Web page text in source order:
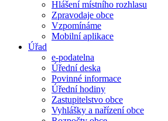
Hlášení místního rozhlasu
Zpravodaje obce
Vzpomínáme
Mobilní aplikace
Úřad
e-podatelna
Úřední deska
Povinné informace
Úřední hodiny
Zastupitelstvo obce
Vyhlášky a nařízení obce